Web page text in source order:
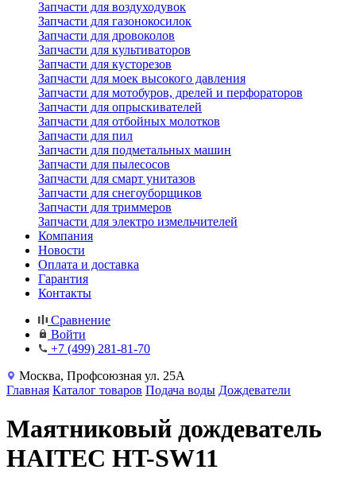
Запчасти для воздуходувок
Запчасти для газонокосилок
Запчасти для дровоколов
Запчасти для культиваторов
Запчасти для кусторезов
Запчасти для моек высокого давления
Запчасти для мотобуров, дрелей и перфораторов
Запчасти для опрыскивателей
Запчасти для отбойных молотков
Запчасти для пил
Запчасти для подметальных машин
Запчасти для пылесосов
Запчасти для смарт унитазов
Запчасти для снегоуборщиков
Запчасти для триммеров
Запчасти для электро измельчителей
Компания
Новости
Оплата и доставка
Гарантия
Контакты
Сравнение
Войти
+7 (499) 281-81-70
Москва, Профсоюзная ул. 25А
Главная Каталог товаров Подача воды Дождеватели
Маятниковый дождеватель
HAITEC HT-SW11